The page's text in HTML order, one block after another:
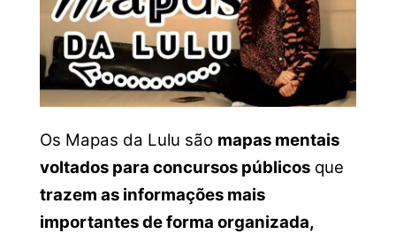
Os Mapas da Lulu são mapas mentais
voltados para concursos públicosque
trazem as informações mais
importantes de forma organizada,